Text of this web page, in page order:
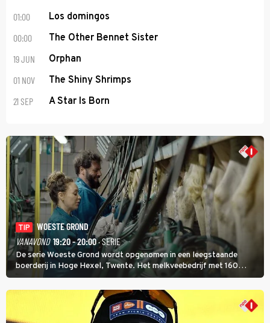
01:00 Los domingos
00:00 The Other Bennet Sister
19 JUN Orphan
01 NOV The Shiny Shrimps
21 SEP A Star Is Born
TIP
WOESTE GROND
VANAVOND 19:20 - 20:00· SERIE
De serie Woeste Grond wordt opgenomen in een leegstaande
boerderij in Hoge Hexel, Twente. Het melkveebedrijf met 160
koeien moest sluiten, omdat het dicht bij een Natura 2000-gebied
ligt. In de serie heerst er een gevaarlijke veeziekte.